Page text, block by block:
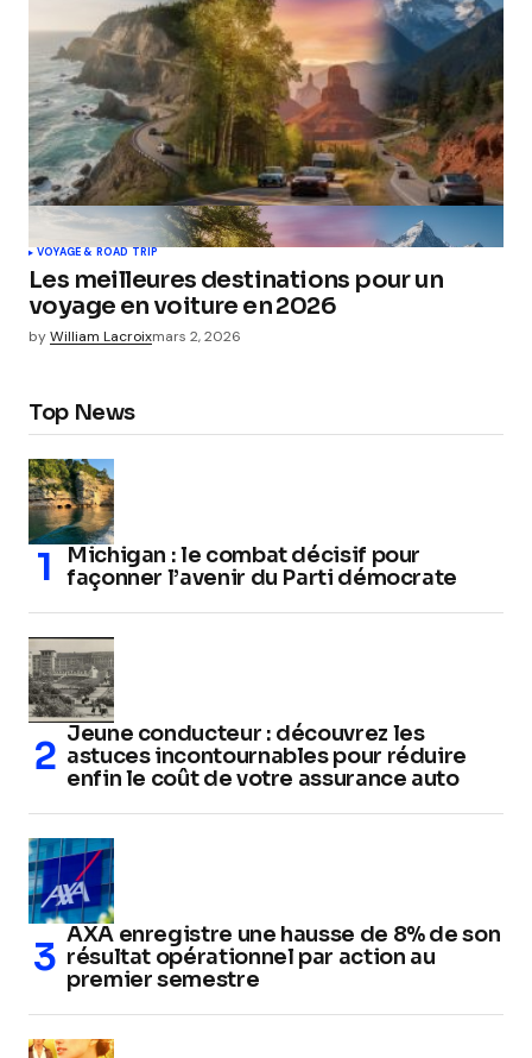
VOYAGE & ROAD TRIP
Les meilleures destinations pour un
voyage en voiture en 2026
byWilliam Lacroixmars 2, 2026
Top News
Michigan : le combat décisif pour
façonner l’avenir du Parti démocrate
Jeune conducteur : découvrez les
astuces incontournables pour réduire
enfin le coût de votre assurance auto
AXA enregistre une hausse de 8% de son
résultat opérationnel par action au
premier semestre